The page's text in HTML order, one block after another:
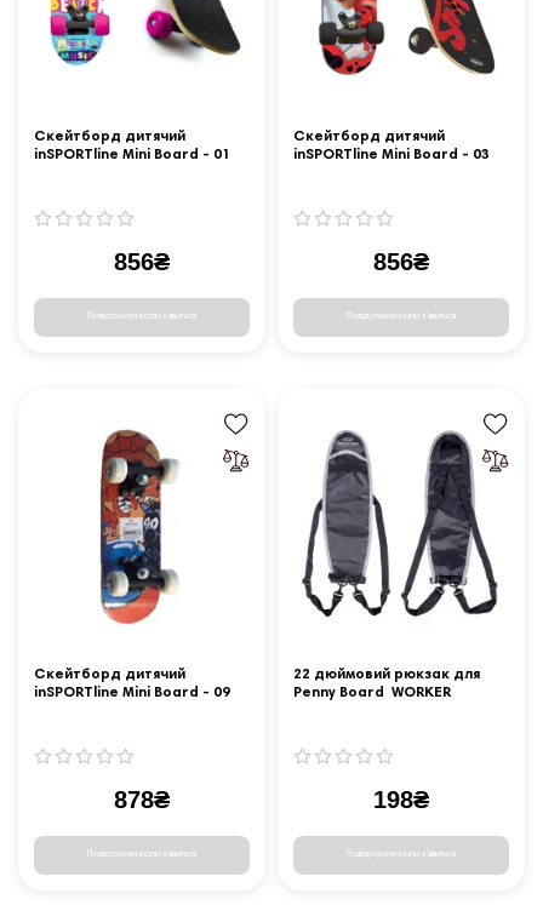
Скейтборд дитячий
inSPORTline Mini Board - 01
856₴
Повідомити коли з'явиться
Скейтборд дитячий
inSPORTline Mini Board - 03
856₴
Повідомити коли з'явиться
Скейтборд дитячий
inSPORTline Mini Board - 09
878₴
Повідомити коли з'явиться
22 дюймовий рюкзак для
Penny Board WORKER
198₴
Повідомити коли з'явиться